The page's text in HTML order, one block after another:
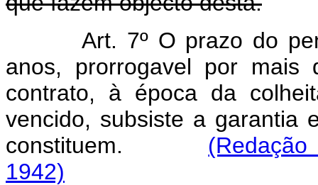
Art. 7º O prazo do
anos, prorrogavel por mais
contrato, à época da
vencido, subsiste a garantia
constituem.
1942)